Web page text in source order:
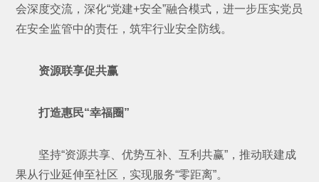
会深度交流，深化“党建+安全”融合模式，进一步压实党员
在安全监管中的责任，筑牢行业安全防线。
资源联享促共赢
打造惠民“幸福圈”
坚持“资源共享、优势互补、互利共赢”，推动联建成
果从行业延伸至社区，实现服务“零距离”。